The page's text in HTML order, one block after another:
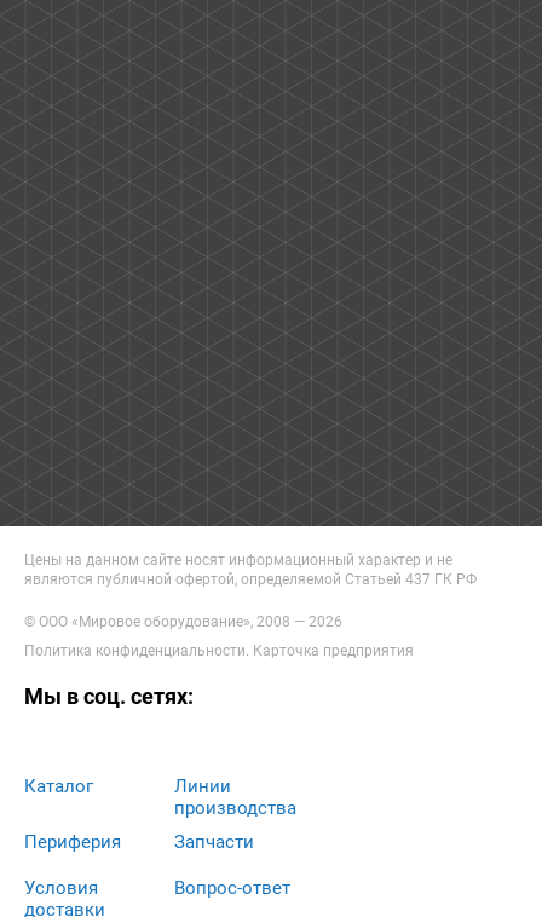
Цены на данном сайте носят информационный характер и не
являются публичной офертой, определяемой Статьей 437 ГК РФ
© ООО «Мировое оборудование», 2008 — 2026
Политика конфиденциальности Карточка предприятия
Мы в соц. сетях:
Каталог
Периферия
Линии
производства
Запчасти
Условия
доставки
Вопрос-ответ